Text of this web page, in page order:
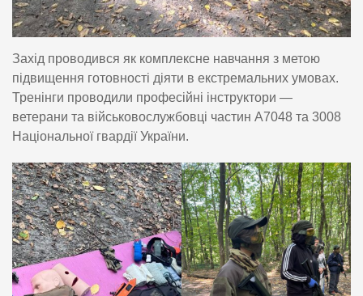
Захід проводився як комплексне навчання з метою
підвищення готовності діяти в екстремальних умовах.
Тренінги проводили професійні інструктори —
ветерани та військовослужбовці частин А7048 та 3008
Національної гвардії України.